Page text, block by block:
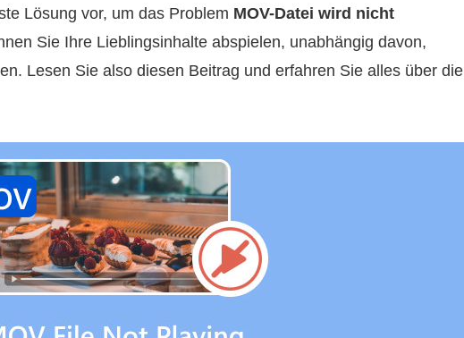
Lösung vor, um das Problem MOV-Datei wird nicht
Sie Ihre Lieblingsinhalte abspielen, unabhängig davon,
Lesen Sie also diesen Beitrag und erfahren Sie alles über die